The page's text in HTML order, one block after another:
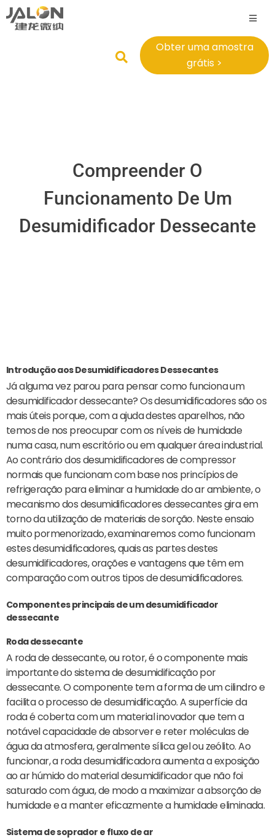
Obter uma amostra
grátis >
Compreender O
Funcionamento De Um
Desumidificador Dessecante
Introdução aos Desumidificadores Dessecantes
Já alguma vez parou para pensar como funciona um
desumidificador dessecante? Os desumidificadores são os
mais úteis porque, com a ajuda destes aparelhos, não
temos de nos preocupar com os níveis de humidade
numa casa, num escritório ou em qualquer área industrial.
Ao contrário dos desumidificadores de compressor
normais que funcionam com base nos princípios de
refrigeração para eliminar a humidade do ar ambiente, o
mecanismo dos desumidificadores dessecantes gira em
torno da utilização de materiais de sorção. Neste ensaio
muito pormenorizado, examinaremos como funcionam
estes desumidificadores, quais as partes destes
desumidificadores, orações e vantagens que têm em
comparação com outros tipos de desumidificadores.
Componentes principais de um desumidificador
dessecante
Roda dessecante
A roda de dessecante, ou rotor, é o componente mais
importante do sistema de desumidificação por
dessecante. O componente tem a forma de um cilindro e
facilita o processo de desumidificação. A superfície da
roda é coberta com um material inovador que tem a
notável capacidade de absorver e reter moléculas de
água da atmosfera, geralmente sílica gel ou zeólito. Ao
funcionar, a roda desumidificadora aumenta a exposição
ao ar húmido do material desumidificador que não foi
saturado com água, de modo a maximizar a absorção de
humidade e a manter eficazmente a humidade eliminada.
Sistema de soprador e fluxo de ar